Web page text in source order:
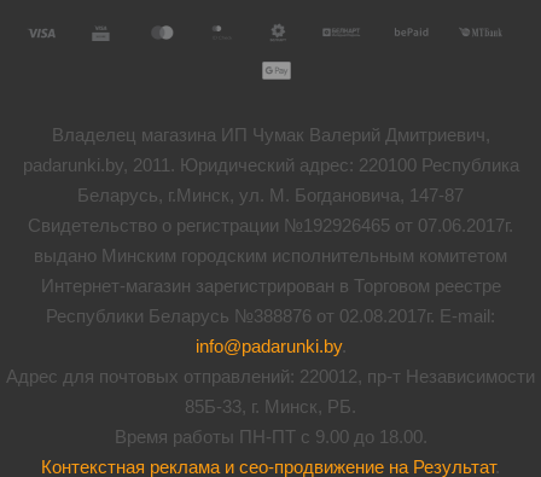
Владелец магазина ИП Чумак Валерий Дмитриевич,
padarunki.by, 2011. Юридический адрес: 220100 Республика
Беларусь, г.Минск, ул. М. Богдановича, 147-87
Свидетельство о регистрации №192926465 от 07.06.2017г.
выдано Минским городским исполнительным комитетом
Интернет-магазин зарегистрирован в Торговом реестре
Республики Беларусь №388876 от 02.08.2017г. E-mail:
info@padarunki.by.
Адрес для почтовых отправлений: 220012, пр-т Независимости
85Б-33, г. Минск, РБ.
Время работы ПН-ПТ с 9.00 до 18.00.
Контекстная реклама и сео-продвижение на Результат.